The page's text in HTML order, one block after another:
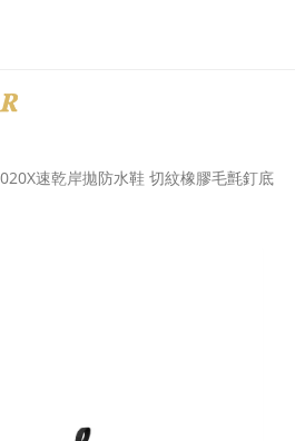
速乾岸拋防水鞋 切紋橡膠毛氈釘底